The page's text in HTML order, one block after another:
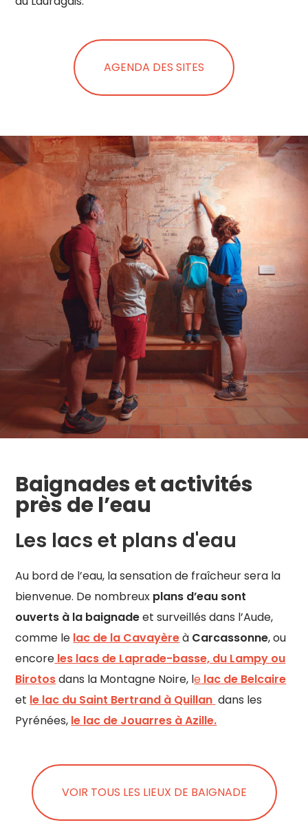
AGENDA DES SITES
Baignades et activités
près de l’eau
Les lacs et plans d'eau
Au bord de l’eau, la sensation de fraîcheur sera la
bienvenue. De nombreux plans d’eau sont
ouverts à la baignadeet surveillés dans l’Aude,
comme le lac de la Cavayèreà Carcassonne, ou
encore les lacs de Laprade-basse, du Lampy ou
Birotosdans la Montagne Noire, le lac de Belcaire
et le lac du Saint Bertrand à Quillan dans les
Pyrénées, le lac de Jouarres à Azille.
VOIR TOUS LES LIEUX DE BAIGNADE